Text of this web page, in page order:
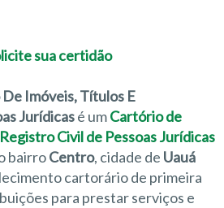
Imóveis, Títulos E
Jurídicasé umCartório de
Registro Civil de Pessoas Jurídicas
bairroCentro, cidade de Uauá
cartorário de primeira
para prestar serviços e